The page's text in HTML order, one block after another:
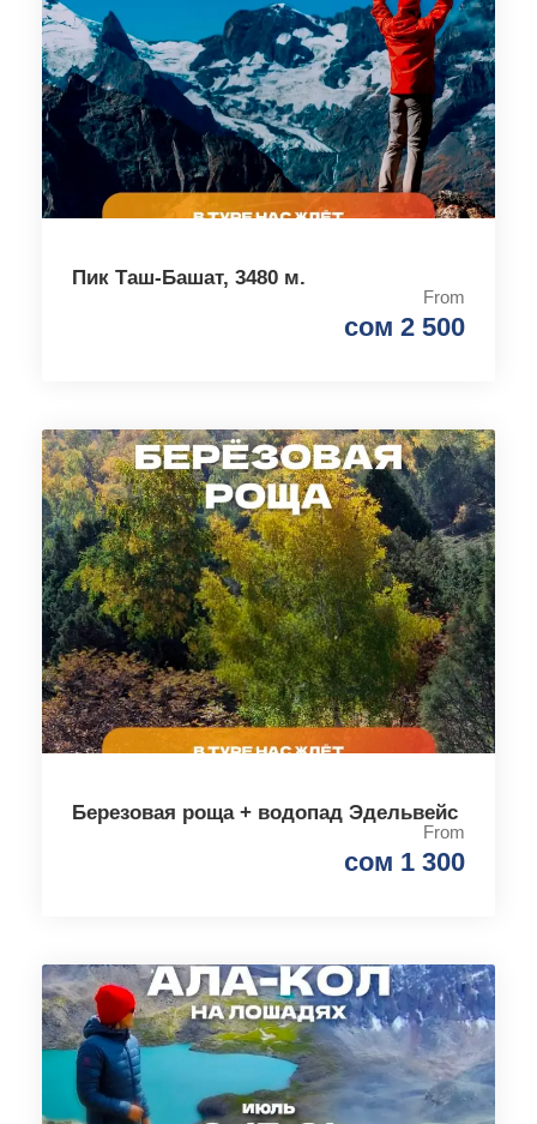
Пик Таш-Башат, 3480 м.
From
сом 2 500
Березовая роща + водопад Эдельвейс
From
сом 1 300